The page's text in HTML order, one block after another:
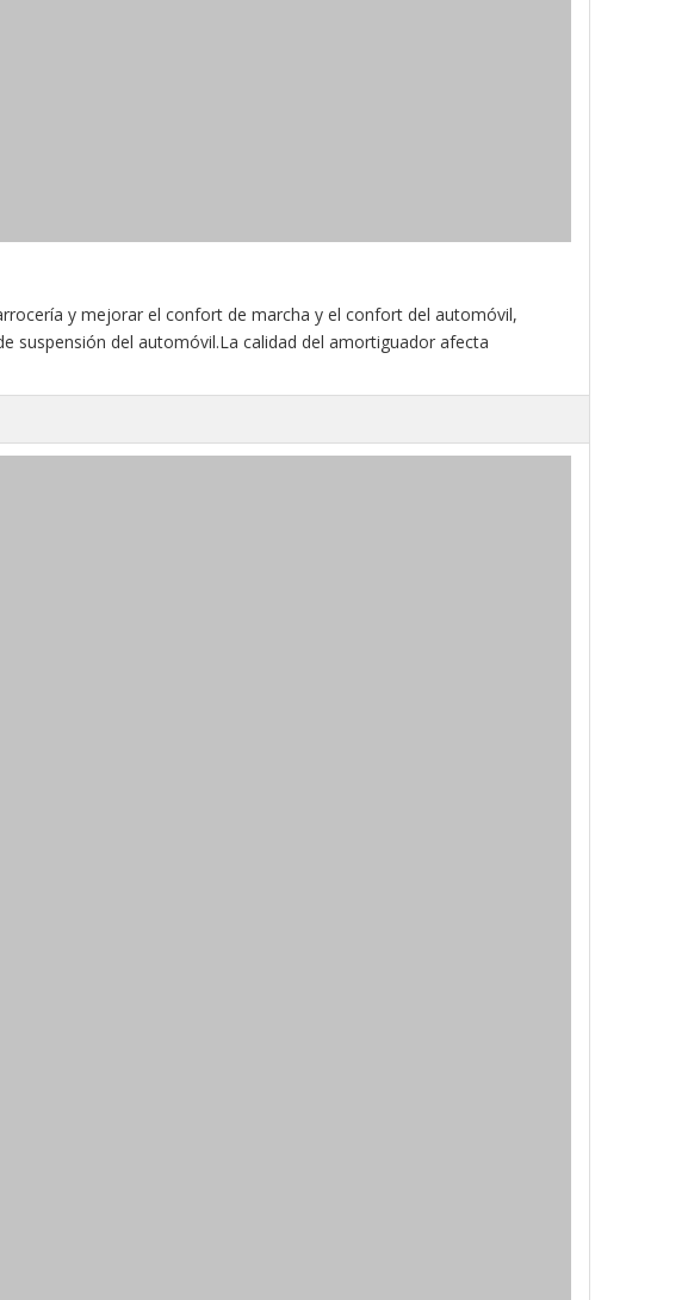
y mejorar el confort de marcha y el confort del automóvil,
suspensión del automóvil.La calidad del amortiguador afecta